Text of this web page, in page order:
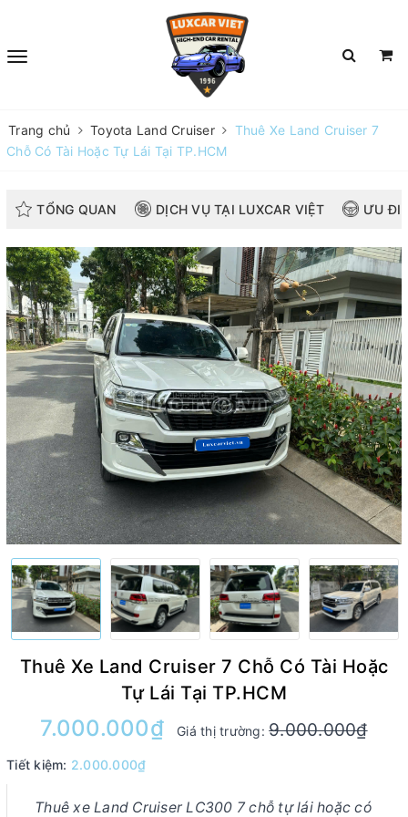
Trang chủ Toyota Land Cruiser
Thuê Xe Land Cruiser 7
Chỗ Có Tài Hoặc Tự Lái Tại TP.HCM
TỔNG QUAN DỊCH VỤ TẠI LUXCAR VIỆT ƯU
Thuê Xe Land Cruiser 7 Chỗ Có Tài Hoặc
Tự Lái Tại TP.HCM
7.000.000₫ Giá thị trường:9.000.000₫
Tiết kiệm: 2.000.000₫
Thuê xe Land Cruiser LC300 7 chỗ tự lái hoặc có